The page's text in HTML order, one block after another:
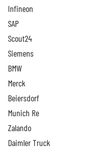
Infineon
SAP
Scout24
Siemens
BMW
Merck
Beiersdorf
Munich Re
Zalando
Daimler Truck